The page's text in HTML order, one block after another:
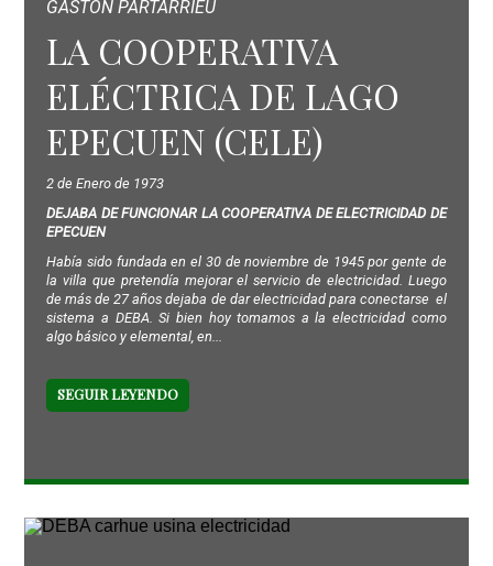
GASTÓN PARTARRIEU
LA COOPERATIVA
ELÉCTRICA DE LAGO
EPECUEN (CELE)
2 de Enero de 1973
DEJABA DE FUNCIONAR LA COOPERATIVA DE ELECTRICIDAD DE
EPECUEN
Había sido fundada en el 30 de noviembre de 1945 por gente de
la villa que pretendía mejorar el servicio de electricidad. Luego
de más de 27 años dejaba de dar electricidad para conectarse el
sistema a DEBA. Si bien hoy tomamos a la electricidad como
algo básico y elemental, en...
SEGUIR LEYENDO